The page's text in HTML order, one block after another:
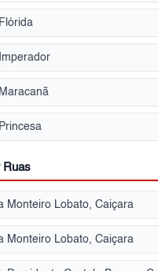
Ruas
Monteiro Lobato, Caiçara
Monteiro Lobato, Caiçara